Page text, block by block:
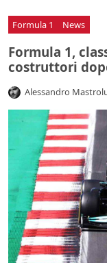
Formula 1 News
Formula 1,
costruttori
Alessandro